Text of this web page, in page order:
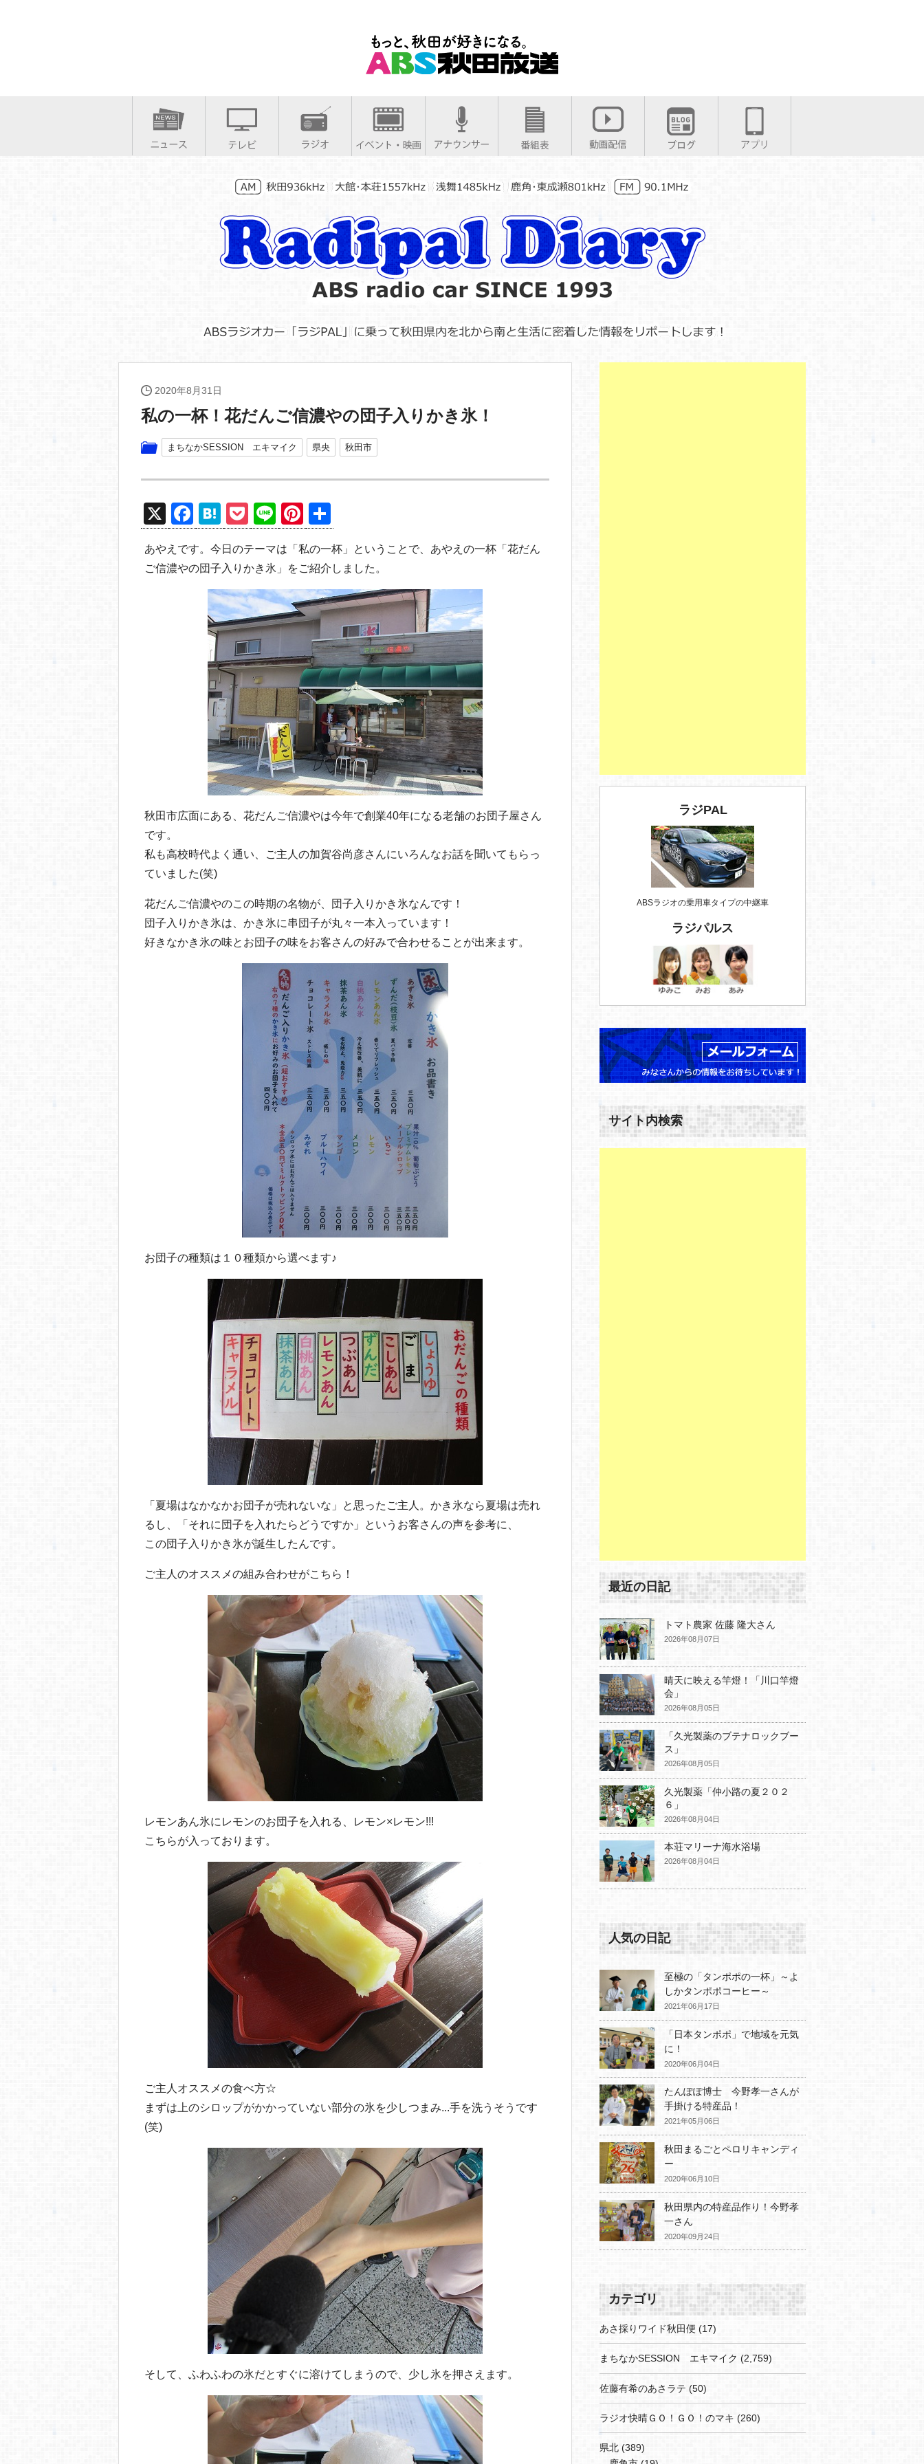
2020年8月31日
私の一杯！花だんご信濃やの団子入りかき氷！
まちなかSESSION エキマイク 県央 秋田市
X
F
a
c
e
H
at
e
n
a
P
o
ck
et
Li
n
e
Pi
nt
er
e
st
有
あやえです。今日のテーマは「私の一杯」ということで、あやえの一杯「花だん
ご信濃やの団子入りかき氷」をご紹介しました。
秋田市広面にある、花だんご信濃やは今年で創業40年になる老舗のお団子屋さん
です。
私も高校時代よく通い、ご主人の加賀谷尚彦さんにいろんなお話を聞いてもらっ
ていました(笑)
花だんご信濃やのこの時期の名物が、団子入りかき氷なんです！
団子入りかき氷は、かき氷に串団子が丸々一本入っています！
好きなかき氷の味とお団子の味をお客さんの好みで合わせることが出来ます。
お団子の種類は１０種類から選べます♪
「夏場はなかなかお団子が売れないな」と思ったご主人。かき氷なら夏場は売れ
るし、「それに団子を入れたらどうですか」というお客さんの声を参考に、
この団子入りかき氷が誕生したんです。
ご主人のオススメの組み合わせがこちら！
レモンあん氷にレモンのお団子を入れる、レモン×レモン!!!
こちらが入っております。
ご主人オススメの食べ方☆
まずは上のシロップがかかっていない部分の氷を少しつまみ...手を洗うそうです
(笑)
そして、ふわふわの氷だとすぐに溶けてしまうので、少し氷を押さえます。
ラジPAL
ABSラジオの乗用車タイプの中継車
ラジパルス
サイト内検索
最近の日記
トマト農家 佐藤 隆大さん
2026年08月07日
晴天に映える竿燈！「川口竿燈
会」
2026年08月05日
「久光製薬のブテナロックブー
ス」
2026年08月05日
久光製薬「仲小路の夏２０２
６」
2026年08月04日
本荘マリーナ海水浴場
2026年08月04日
人気の日記
至極の「タンポポの一杯」～よ
しかタンポポコーヒー～
2021年06月17日
「日本タンポポ」で地域を元気
に！
2020年06月04日
たんぽぽ博士 今野孝一さんが
手掛ける特産品！
2021年05月06日
秋田まるごとペロリキャンディ
ー
2020年06月10日
秋田県内の特産品作り！今野孝
一さん
2020年09月24日
カテゴリ
あさ採りワイド秋田便 (17)
まちなかSESSION エキマイク (2,759)
佐藤有希のあさラテ (50)
ラジオ快晴ＧＯ！ＧＯ！のマキ (260)
県北 (389)